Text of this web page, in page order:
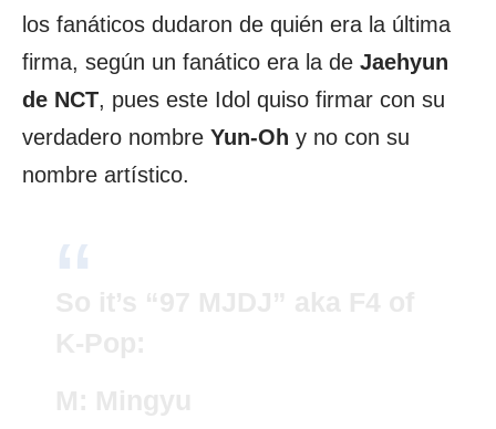
los fanáticos dudaron de quién era la última
firma, según un fanático era la de Jaehyun
de NCT, pues este Idol quiso firmar con su
verdadero nombre Yun-Oh y no con su
nombre artístico.